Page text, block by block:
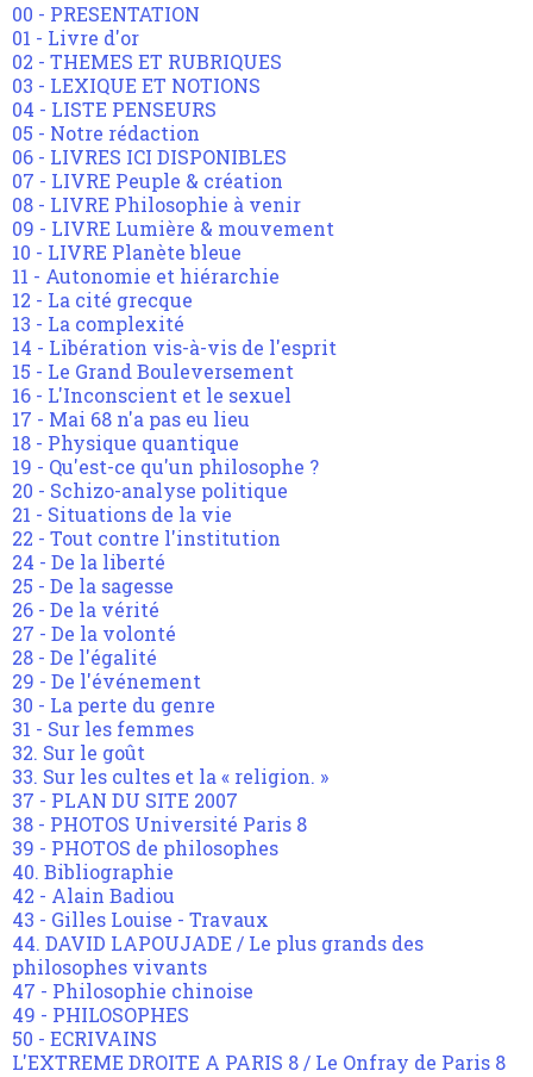
00 - PRESENTATION
01 - Livre d'or
02 - THEMES ET RUBRIQUES
03 - LEXIQUE ET NOTIONS
04 - LISTE PENSEURS
05 - Notre rédaction
06 - LIVRES ICI DISPONIBLES
07 - LIVRE Peuple & création
08 - LIVRE Philosophie à venir
09 - LIVRE Lumière & mouvement
10 - LIVRE Planète bleue
11 - Autonomie et hiérarchie
12 - La cité grecque
13 - La complexité
14 - Libération vis-à-vis de l'esprit
15 - Le Grand Bouleversement
16 - L'Inconscient et le sexuel
17 - Mai 68 n'a pas eu lieu
18 - Physique quantique
19 - Qu'est-ce qu'un philosophe ?
20 - Schizo-analyse politique
21 - Situations de la vie
22 - Tout contre l'institution
24 - De la liberté
25 - De la sagesse
26 - De la vérité
27 - De la volonté
28 - De l'égalité
29 - De l'événement
30 - La perte du genre
31 - Sur les femmes
32. Sur le goût
33. Sur les cultes et la « religion. »
37 - PLAN DU SITE 2007
38 - PHOTOS Université Paris 8
39 - PHOTOS de philosophes
40. Bibliographie
42 - Alain Badiou
43 - Gilles Louise - Travaux
44. DAVID LAPOUJADE / Le plus grands des
philosophes vivants
47 - Philosophie chinoise
49 - PHILOSOPHES
50 - ECRIVAINS
L'EXTREME DROITE A PARIS 8 / Le Onfray de Paris 8